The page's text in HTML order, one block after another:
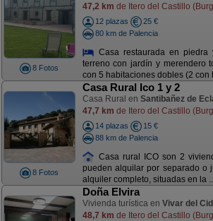
8 Fotos
47,2 km de Itero del Castillo
12 plazas
25 €
80 km de Palencia
Casa restaurada en
terreno con jardín y merendero
con 5 habitaciones dobles (2 con
8 Fotos
Casa Rural Ico 1 y 2
Casa Rural en Santibañez de
47,7 km de Itero del Castillo
14 plazas
15 €
88 km de Palencia
Casa rural ICO son 2
pueden alquilar por separado o
alquiler completo, situadas en la
Doña Elvira
Vivienda turística en Vivar del Cid
48,7 km de Itero del Castillo